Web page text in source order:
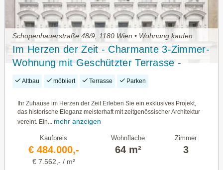
Schopenhauerstraße 48/9, 1180 Wien • Wohnung kaufen
Im Herzen der Zeit - Charmante 3-Zimmer-
Wohnung mit Geschützter Terrasse -
Provisionsfrei
Altbau möbliert Terrasse Parken
Ihr Zuhause im Herzen der Zeit Erleben Sie ein exklusives Projekt,
das historische Eleganz meisterhaft mit zeitgenössischer Architektur
vereint. Ein...
mehr anzeigen
Kaufpreis
€ 484.000,-
€ 7.562,- / m²
Wohnfläche
64 m²
Zimmer
3